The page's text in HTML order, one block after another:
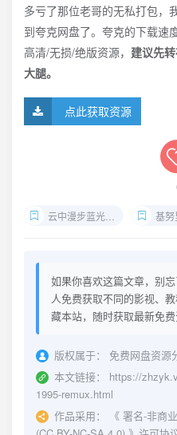
多亏了那位老哥的无私打包，
到夸克网盘了。夸克的下载速
高清/无损/绝版资源， 建议先
大腿。
点此获取资源
云中漫步蓝光原盘Remux 基努里维
如果你喜欢这篇文章，别
人免费获取不同的影视、
藏本站，随时获取最新免费
版权属于：
免费网盘资源
本文链接：
https://
1995-remux.html
作品采用：
《 署名-非商